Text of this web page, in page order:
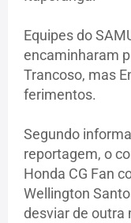
Equipes do
encaminharam
Trancoso, mas
ferimentos.
Segundo
reportagem, o
Honda CG Fan
Wellington
desviar de outra